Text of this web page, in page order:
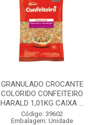
GRANULADO CROCANTE
COLORIDO CONFEITEIRO
HARALD 1,01KG CAIXA ...
Código: 39602
Embalagem: Unidade